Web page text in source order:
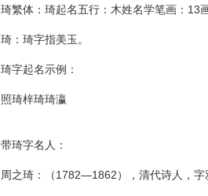
琦繁体：琦起名五行：木姓名学笔画：13
琦：琦字指美玉。
琦字起名示例：
照琦梓琦琦瀛
带琦字名人：
周之琦：（1782—1862），清代诗人，字